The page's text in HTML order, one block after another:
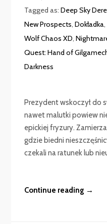
Tagged as:Deep Sky
New Prospects,Dokładka,
Wolf Chaos XD,
Quest: Hand of
Darkness
Prezydent wskoczył do
nawet malutki powiew
epickiej fryzury.
gdzie biedni
czekali na ratunek lub
Continue reading →